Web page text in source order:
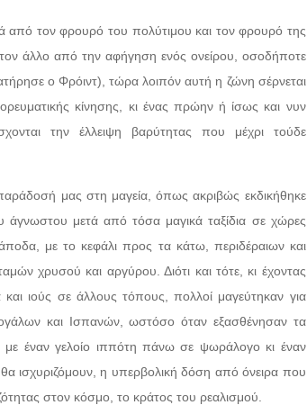
από τον φρουρό του πολύτιμου και τον φρουρό της
τον άλλο από την αφήγηση ενός ονείρου, οσοδήποτε
ο Φρόιντ), τώρα λοιπόν αυτή η ζώνη σέρνεται
κίνησης, κι ένας πρώην ή ίσως και νυν
την έλλειψη βαρύτητας που μέχρι τούδε
παράδοσή μας στη μαγεία, όπως ακριβώς εκδικήθηκε
μετά από τόσα μαγικά ταξίδια σε χώρες
με το κεφάλι προς τα κάτω, περιδέραιων και
χρυσού και αργύρου. Διότι και τότε, κι έχοντας
και ιούς σε άλλους τόπους, πολλοί μαγεύτηκαν για
και Ισπανών, ωστόσο όταν εξασθένησαν τα
έναν γελοίο ιππότη πάνω σε ψωράλογο κι έναν
ισχυριζόμουν, η υπερβολική δόση από όνειρα που
στον κόσμο, το κράτος του ρεαλισμού.